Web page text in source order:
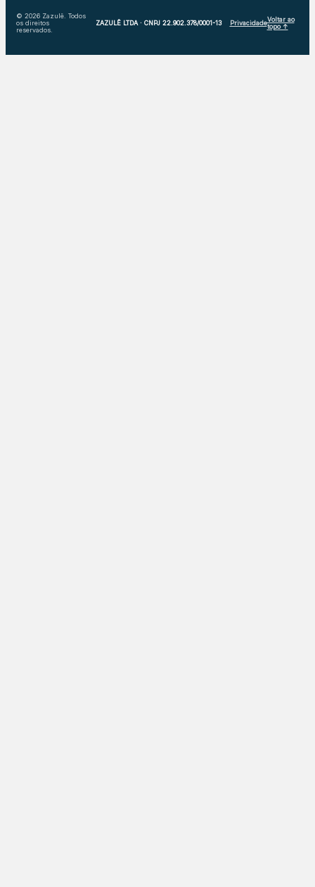
© 2026 Zazulê. Todos
os direitos
reservados.
ZAZULÊ LTDA · CNPJ 22.902.378/0001-13 PrivacidadeVoltar ao
topo ↑